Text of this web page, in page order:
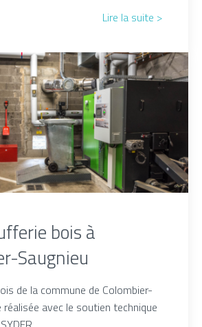
Lire la suite >
bois à
Saugnieu
de la commune de Colombier-
réalisée avec le soutien technique